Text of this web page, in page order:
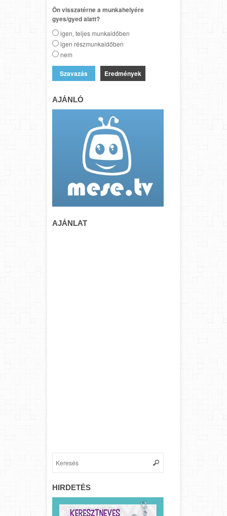
Ön visszatérne a munkahelyére
gyes/gyed alatt?
igen, teljes munkaidőben
igen részmunkaidőben
nem
Eredmények
AJÁNLÓ
AJÁNLAT
HIRDETÉS